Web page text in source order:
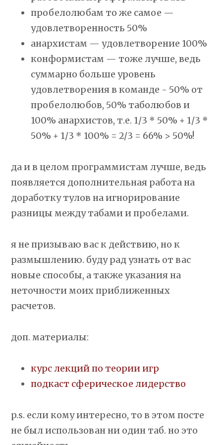
пробелолюбам то же самое —
удовлетворенность 50%
анархистам — удовлетворение 100%
конформистам — тоже лучше, ведь
суммарно больше уровень
удовлетворения в команде - 50% от
пробелолюбов, 50% таболюбов и
100% анархистов, т.е. 1/3 * 50% + 1/3 *
50% + 1/3 * 100% = 2/3 = 66% > 50%!
да и в целом программистам лучше, ведь
появляется дополнительная работа на
доработку тулов на игнорирование
разницы между табами и пробелами.
я не призываю вас к действию, но к
размышлению. буду рад узнать от вас
новые способы, а также указания на
неточности моих приближенных
расчетов.
доп. материалы:
курс лекций по теории игр
подкаст сферическое лидерство
p.s. если кому интересно, то в этом посте
не был использован ни один таб. но это